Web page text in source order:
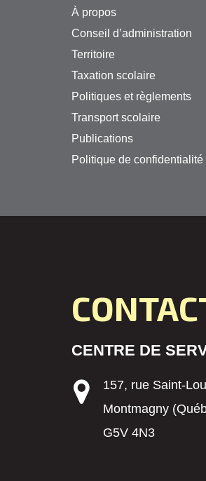
À propos
Conseil d’administration
Territoire
Taxation scolaire
Politiques et règlements
Transport scolaire
Publications
Politique de confidentialité
CENTRE DE
157, rue Saint-
Montmagny
G5V 4N3